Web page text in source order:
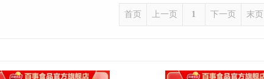
首页 上一页 1 下一页 末页